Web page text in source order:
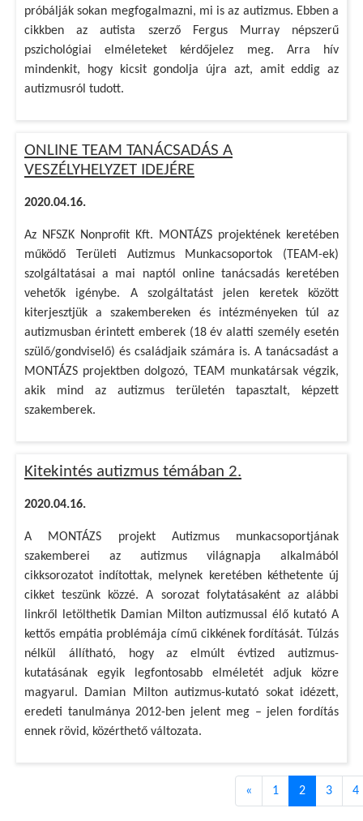
próbálják sokan megfogalmazni, mi is az autizmus. Ebben a
cikkben az autista szerző Fergus Murray népszerű
pszichológiai elméleteket kérdőjelez meg. Arra hív
mindenkit, hogy kicsit gondolja újra azt, amit eddig az
autizmusról tudott.
ONLINE TEAM TANÁCSADÁS A
VESZÉLYHELYZET IDEJÉRE
2020.04.16.
Az NFSZK Nonprofit Kft. MONTÁZS projektének keretében
működő Területi Autizmus Munkacsoportok (TEAM-ek)
szolgáltatásai a mai naptól online tanácsadás keretében
vehetők igénybe. A szolgáltatást jelen keretek között
kiterjesztjük a szakembereken és intézményeken túl az
autizmusban érintett emberek (18 év alatti személy esetén
szülő/gondviselő) és családjaik számára is. A tanácsadást a
MONTÁZS projektben dolgozó, TEAM munkatársak végzik,
akik mind az autizmus területén tapasztalt, képzett
szakemberek.
Kitekintés autizmus témában 2.
2020.04.16.
A MONTÁZS projekt Autizmus munkacsoportjának
szakemberei az autizmus világnapja alkalmából
cikksorozatot indítottak, melynek keretében kéthetente új
cikket teszünk közzé. A sorozat folytatásaként az alábbi
linkről letölthetik Damian Milton autizmussal élő kutató A
kettős empátia problémája című cikkének fordítását. Túlzás
nélkül állítható, hogy az elmúlt évtized autizmus-
kutatásának egyik legfontosabb elméletét adjuk közre
magyarul. Damian Milton autizmus-kutató sokat idézett,
eredeti tanulmánya 2012-ben jelent meg – jelen fordítás
ennek rövid, közérthető változata.
« 1 2 3 4